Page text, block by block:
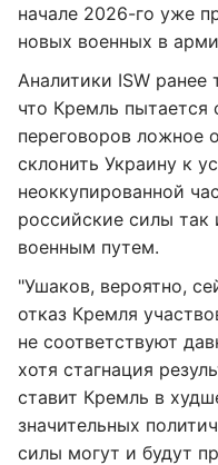
начале 2026-го уже
новых военных в
Аналитики ISW
что Кремль пытается
переговоров ложное
склонить Украину к
неоккупированной
российские силы так
военным путем.
"Ушаков, вероятно,
отказ Кремля
не соответствуют
хотя стагнация
ставит Кремль в
значительных
силы могут и будут